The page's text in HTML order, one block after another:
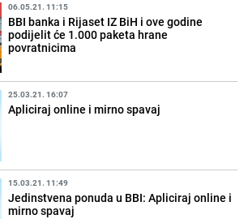
06.05.21. 11:15
BBI banka i Rijaset IZ BiH i ove godine
podijelit će 1.000 paketa hrane
povratnicima
25.03.21. 16:07
Apliciraj online i mirno spavaj
15.03.21. 11:49
Jedinstvena ponuda u BBI: Apliciraj online i
mirno spavaj